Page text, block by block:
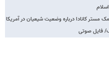
مستر کانادا درباره وضعیت شیعیان در آمریکا
فایل صوتی